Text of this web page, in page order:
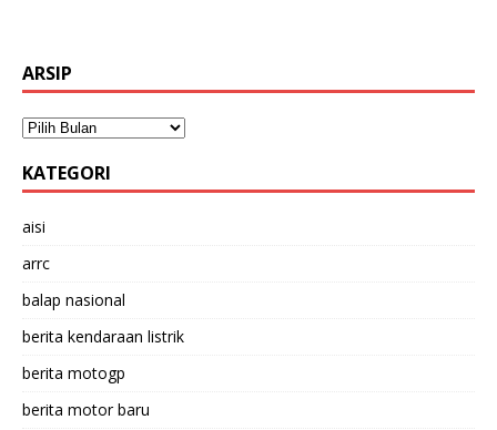
ARSIP
KATEGORI
aisi
arrc
balap nasional
berita kendaraan listrik
berita motogp
berita motor baru